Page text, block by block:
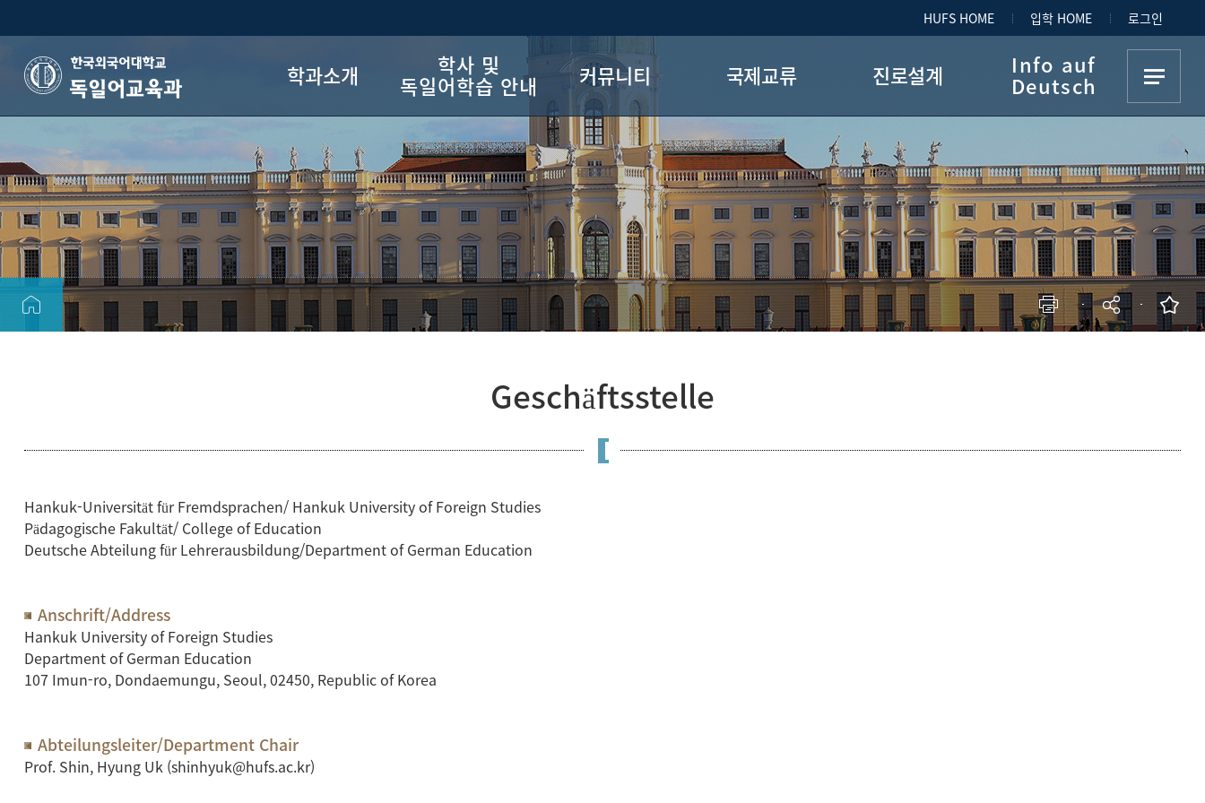
HUFS HOME 입학 HOME 로그인
독일어교육과 학과소개
학과장 인사말
독일어교육과 소개
교수진
학과 자치활동
동문회
학사 및
독일어학습 안내
교과과정
졸업요건
장학금안내
독일어능력시험
독일어학습정보
커뮤니티
공지사항
학생회
채용안내
학과 행사
자료실
국제교류
해외수학
DLL
Bosch 재단 파견
프로그램
진로설계
진로설계 로드맵
주요 진출 분야 및 취업
현황
Info auf
Deutsch
Professoren
Materialien
메뉴추가
Geschäftsstelle
Hankuk-Universität für Fremdsprachen/ Hankuk University of Foreign Studies
Pädagogische Fakultät/ College of Education
Deutsche Abteilung für Lehrerausbildung/Department of German Education
Anschrift/Address
Hankuk University of Foreign Studies
Department of German Education
107 Imun-ro, Dondaemungu, Seoul, 02450, Republic of Korea
Abteilungsleiter/Department Chair
Prof. Shin, Hyung Uk (shinhyuk@hufs.ac.kr)